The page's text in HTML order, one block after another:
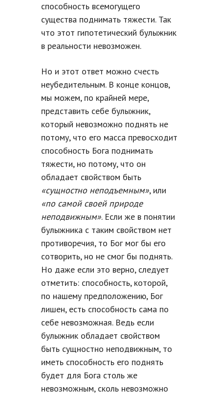
способность всемогущего
существа поднимать тяжести. Так
что этот гипотетический булыжник
в реальности невозможен.
Но и этот ответ можно счесть
неубедительным. В конце концов,
мы можем, по крайней мере,
представить себе булыжник,
который невозможно поднять не
потому, что его масса превосходит
способность Бога поднимать
тяжести, но потому, что он
обладает свойством быть
«сущностно неподъемным», или
«по самой своей природе
неподвижным». Если же в понятии
булыжника с таким свойством нет
противоречия, то Бог мог бы его
сотворить, но не смог бы поднять.
Но даже если это верно, следует
отметить: способность, которой,
по нашему предположению, Бог
лишен, есть способность сама по
себе невозможная. Ведь если
булыжник обладает свойством
быть сущностно неподвижным, то
иметь способность его поднять
будет для Бога столь же
невозможным, сколь невозможно